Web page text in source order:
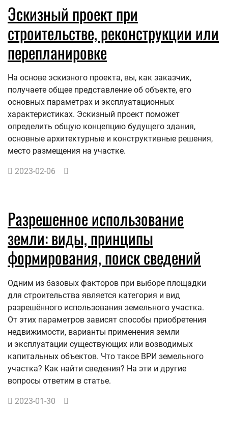
Эскизный проект при
строительстве, реконструкции или
перепланировке
На основе эскизного проекта, вы, как заказчик,
получаете общее представление об объекте, его
основных параметрах и эксплуатационных
характеристиках. Эскизный проект поможет
определить общую концепцию будущего здания,
основные архитектурные и конструктивные решения,
место размещения на участке.
2023-02-06
Разрешенное использование
земли: виды, принципы
формирования, поиск сведений
Одним из базовых факторов при выборе площадки
для строительства является категория и вид
разрешённого использования земельного участка.
От этих параметров зависят способы приобретения
недвижимости, варианты применения земли
и эксплуатации существующих или возводимых
капитальных объектов. Что такое ВРИ земельного
участка? Как найти сведения? На эти и другие
вопросы ответим в статье.
2023-01-30